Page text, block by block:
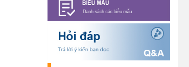
Thông báo cảnh báo lừa đảo liên
quan đến thủ tục đất đai
(24/07/2026)
Triển khai xây dựng mô hình
“Trồng tái canh Cà phê Vối” năm